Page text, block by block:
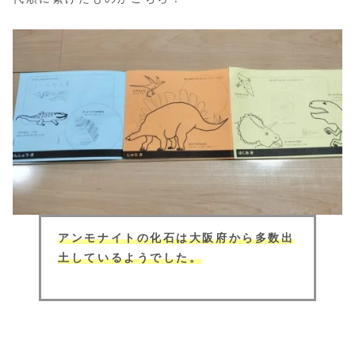
アンモナイトの化石は大阪府から多数出
土しているようでした。